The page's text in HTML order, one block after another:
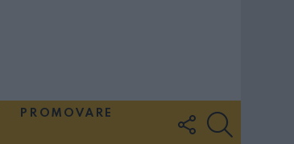
PROMOVARE
FOLLOW
US